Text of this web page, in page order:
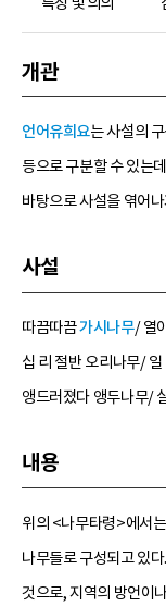
개관
언어유희요는 사설의
등으로 구분할 수 있는
바탕으로 사설을 엮어
사설
따끔따끔가시나무/ 열
십 리 절반 오리나무/
앵드러졌다 앵두나무/
내용
위의 <나무타령>에서
나무들로 구성되고 있다
것으로, 지역의 방언이